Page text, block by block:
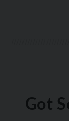
Got